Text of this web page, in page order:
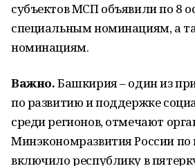
субъектов МСП объявили по 8
специальным номинациям, а
номинациям.
Важно.Башкирия – один из
по развитию и поддержке
среди регионов, отмечают
Минэкономразвития России по
включило республику в